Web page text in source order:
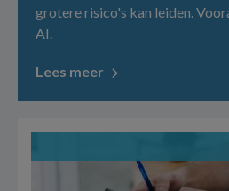
grotere risico's kan leiden.
AI.
Lees meer